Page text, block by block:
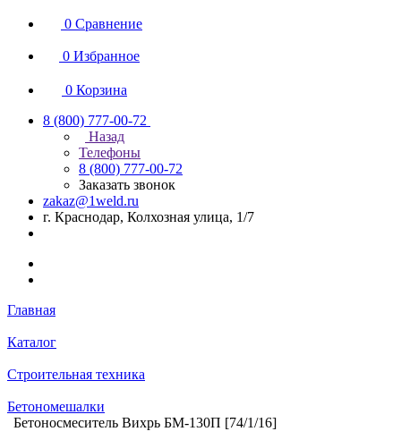
0 Сравнение
0 Избранное
0 Корзина
8 (800) 777-00-72
Назад
Телефоны
8 (800) 777-00-72
Заказать звонок
zakaz@1weld.ru
г. Краснодар, Колхозная улица, 1/7
Главная
Каталог
Строительная техника
Бетономешалки
Бетоносмеситель Вихрь БМ-130П [74/1/16]